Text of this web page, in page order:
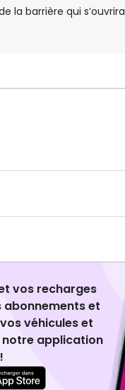
la barrière qui s’ouvrira
vos recharges
abonnements et
véhicules et
application